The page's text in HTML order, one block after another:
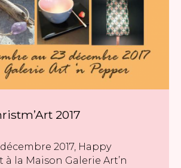
2017
2017, Happy
à la Maison Galerie Art’n